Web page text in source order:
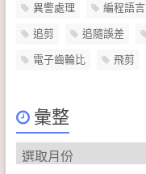
異警處理 編程語言
追剪 追隨誤差
電子齒輪比 飛剪
彙整
彙
整